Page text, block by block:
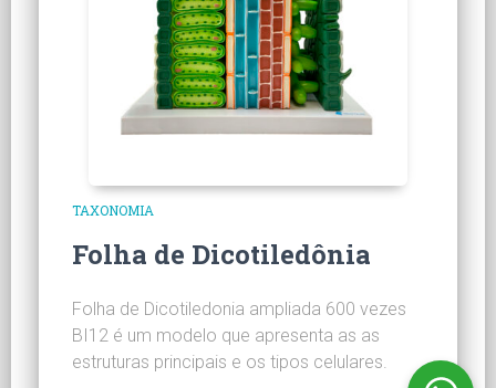
TAXONOMIA
Folha de Dicotiledônia
Folha de Dicotiledonia ampliada 600 vezes
BI12 é um modelo que apresenta as as
estruturas principais e os tipos celulares.